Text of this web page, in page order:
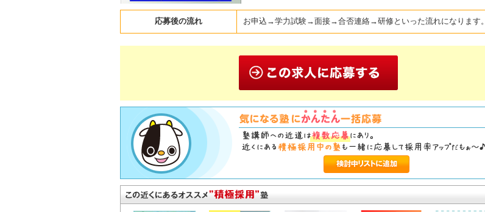
応募後の流れ お申込→学力試験→面接→合否連絡→研修といった流れになります。